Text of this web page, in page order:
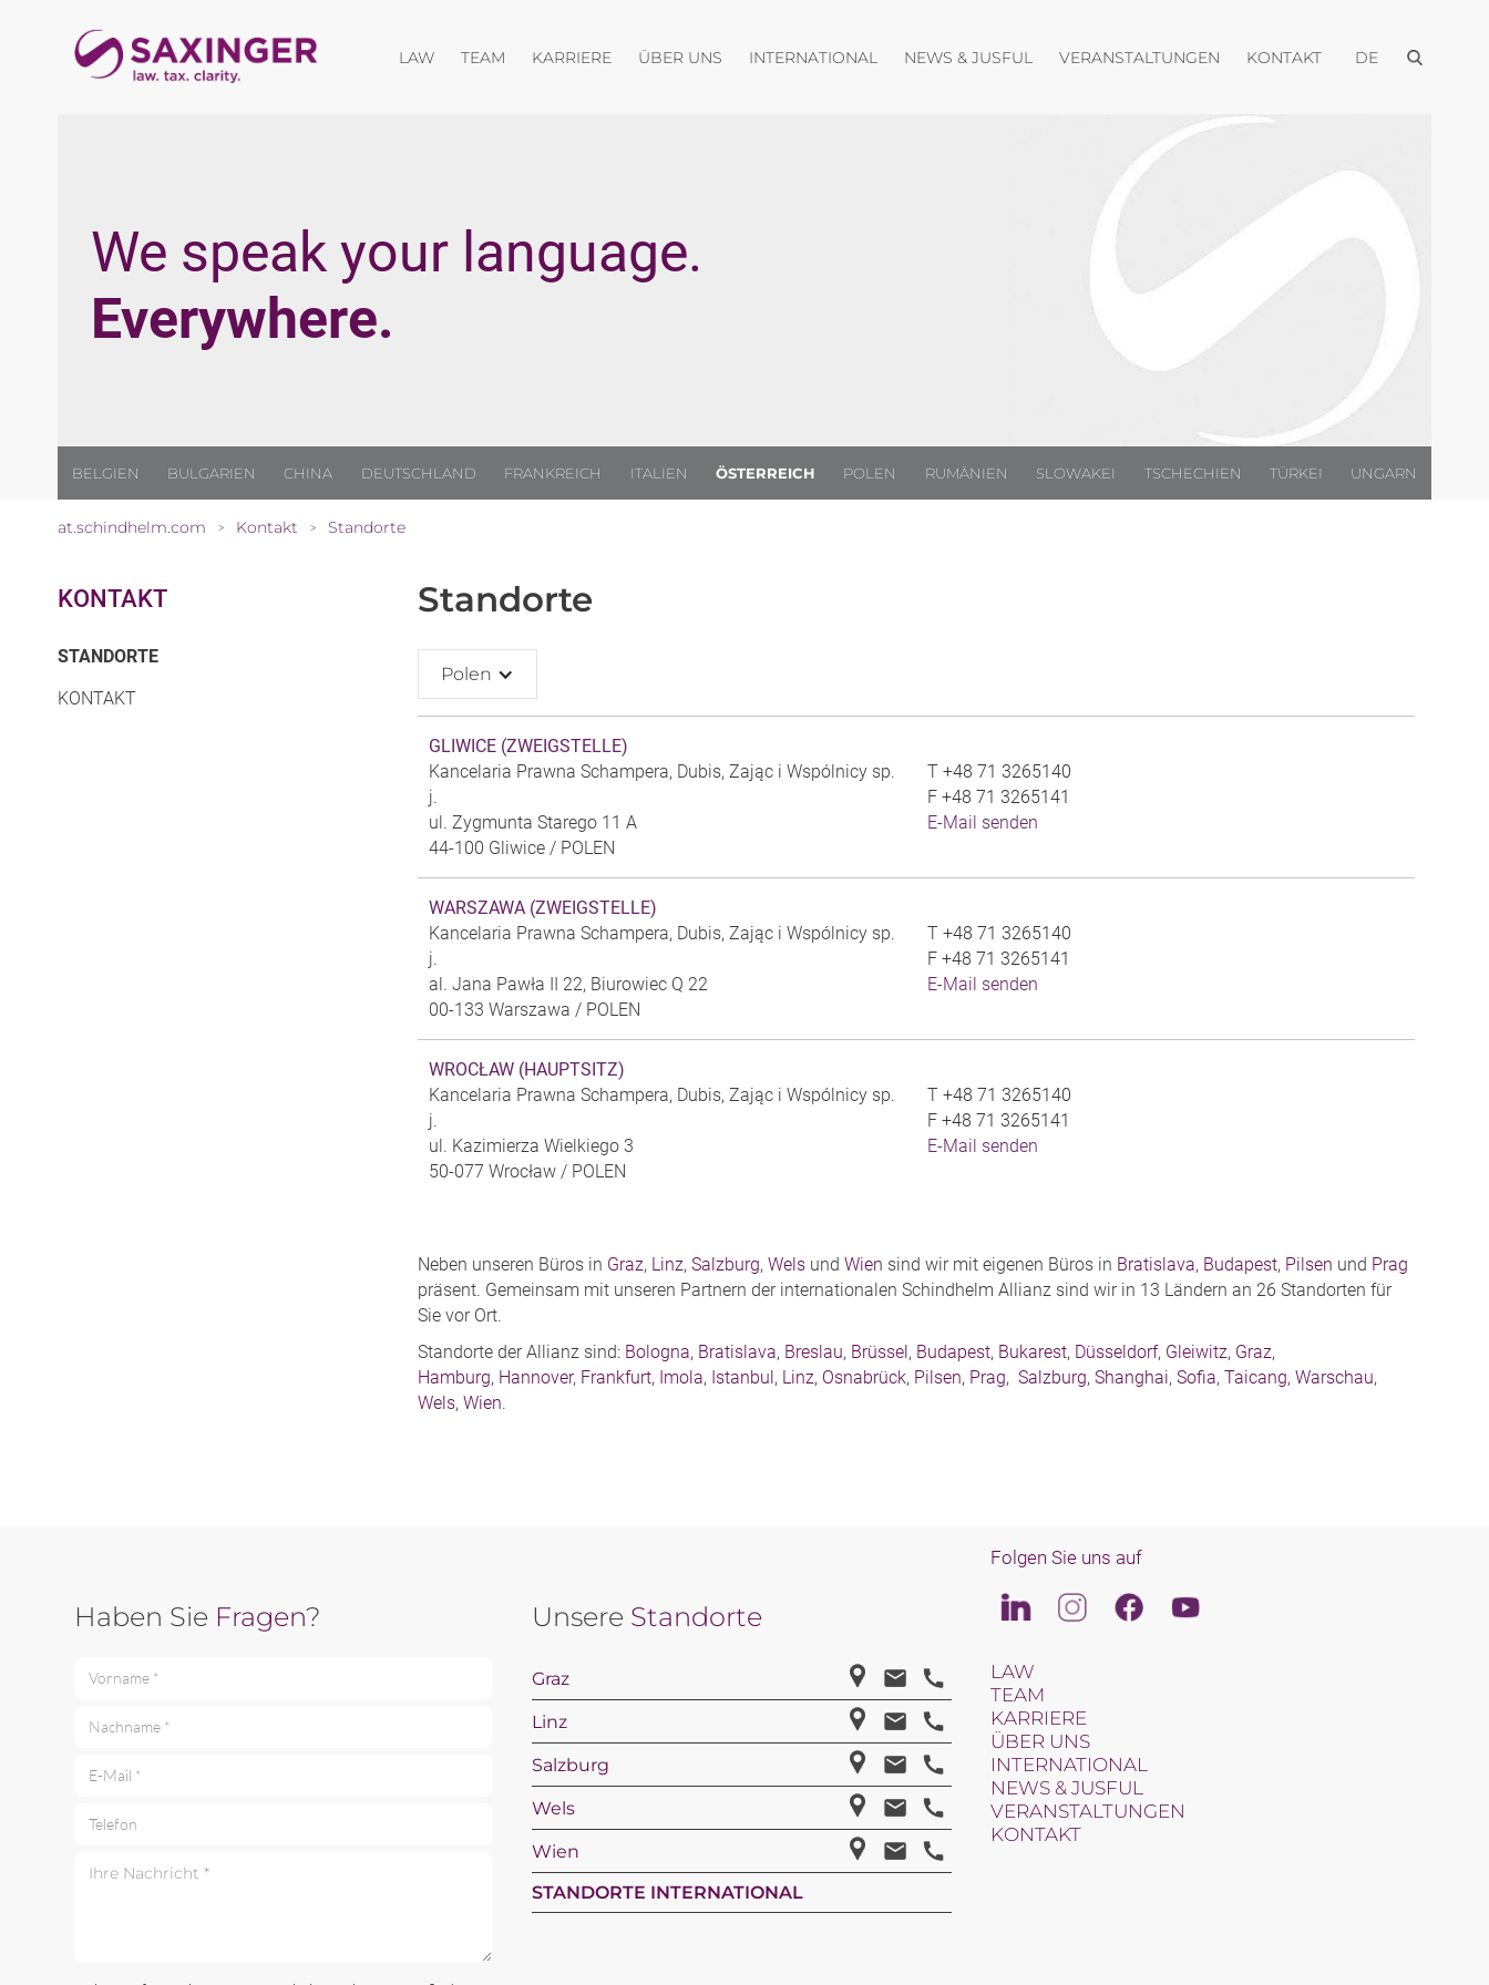
LAWMenü öffnen
TEAM KARRIEREMenü öffnen
ÜBER UNS Menü öffnen
INTERNATIONAL Menü öffnen
NEWS & JUSFUL Menü öffnen
VERANSTALTUNGEN Menü öffnen
KONTAKTMenü öffnen
DE Menü öffnen
We speak your language.
Everywhere.
BELGIEN BULGARIEN CHINA DEUTSCHLAND FRANKREICH ITALIEN ÖSTERREICH POLEN RUMÄNIEN SLOWAKEI TSCHECHIEN TÜRKEI UNGARN
at.schindhelm.com > Kontakt > Standorte
KONTAKT
STANDORTE(CURRENT)
KONTAKT
Standorte
Polen
GLIWICE (ZWEIGSTELLE)
Kancelaria Prawna Schampera, Dubis, Zając i Wspólnicy sp.
j.
ul. Zygmunta Starego 11 A
44-100 Gliwice / POLEN
T +48 71 3265140
F +48 71 3265141
E-Mail senden
WARSZAWA (ZWEIGSTELLE)
Kancelaria Prawna Schampera, Dubis, Zając i Wspólnicy sp.
j.
al. Jana Pawła II 22, Biurowiec Q 22
00-133 Warszawa / POLEN
T +48 71 3265140
F +48 71 3265141
E-Mail senden
WROCŁAW (HAUPTSITZ)
Kancelaria Prawna Schampera, Dubis, Zając i Wspólnicy sp.
j.
ul. Kazimierza Wielkiego 3
50-077 Wrocław / POLEN
T +48 71 3265140
F +48 71 3265141
E-Mail senden
Neben unseren Büros in Graz, Linz, Salzburg, Wels und Wien sind wir mit eigenen Büros in Bratislava, Budapest, Pilsen und Prag
präsent. Gemeinsam mit unseren Partnern der internationalen Schindhelm Allianz sind wir in 13 Ländern an 26 Standorten für
Sie vor Ort.
Standorte der Allianz sind: Bologna, Bratislava, Breslau, Brüssel , Budapest, Bukarest, Düsseldorf, Gleiwitz, Graz,
Hamburg, Hannover, Frankfurt, Imola, Istanbul , Linz, Osnabrück, Pilsen, Prag, Salzburg, Shanghai, Sofia, Taicang, Warschau,
Wels, Wien.
Haben Sie Fragen?
Vorname *
Nachname *
E-Mail *
Telefon
Unsere Standorte
Graz
Linz
Salzburg
Wels
Wien
STANDORTE INTERNATIONAL
Folgen Sie uns auf
LinkedinInstagramFacebookYoutube
LAW
TEAM
KARRIERE
ÜBER UNS
INTERNATIONAL
NEWS & JUSFUL
VERANSTALTUNGEN
KONTAKT